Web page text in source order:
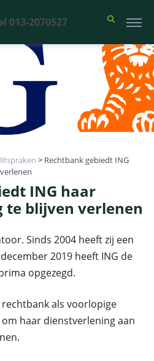
013-2070527
> Rechtbank gebiedt ING
ING haar
te blijven verlenen
Sinds 2004 heeft zij een
2019 heeft ING de
opgezegd.
als voorlopige
haar dienstverlening aan